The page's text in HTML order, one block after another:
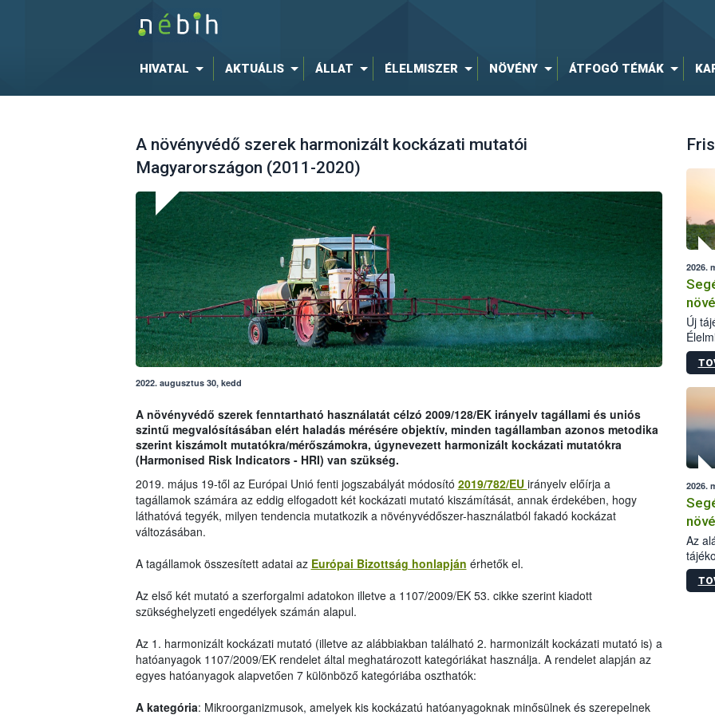
HIVATAL AKTUÁLIS ÁLLAT ÉLELMISZER NÖVÉNY ÁTFOGÓ TÉMÁK
A növényvédő szerek harmonizált kockázati mutatói
Magyarországon (2011-2020)
2022. augusztus 30, kedd
A növényvédő szerek fenntartható használatát célzó 2009/128/EK irányelv tagállami és uniós
szintű megvalósításában elért haladás mérésére objektív, minden tagállamban azonos metodika
szerint kiszámolt mutatókra/mérőszámokra, úgynevezett harmonizált kockázati mutatókra
(Harmonised Risk Indicators - HRI) van szükség.
2019. május 19-től az Európai Unió fenti jogszabályát módosító 2019/782/EU irányelv előírja a
tagállamok számára az eddig elfogadott két kockázati mutató kiszámítását, annak érdekében, hogy
láthatóvá tegyék, milyen tendencia mutatkozik a növényvédőszer-használatból fakadó kockázat
változásában.
A tagállamok összesített adatai az Európai Bizottság honlapján érhetők el.
Az első két mutató a szerforgalmi adatokon illetve a 1107/2009/EK 53. cikke szerint kiadott
szükséghelyzeti engedélyek számán alapul.
Az 1. harmonizált kockázati mutató (illetve az alábbiakban található 2. harmonizált kockázati mutató is) a
hatóanyagok 1107/2009/EK rendelet által meghatározott kategóriákat használja. A rendelet alapján az
egyes hatóanyagok alapvetően 7 különböző kategóriába oszthatók:
A kategória: Mikroorganizmusok, amelyek kis kockázatú hatóanyagoknak minősülnek és szerepelnek
2026.
Új
2026.
Az